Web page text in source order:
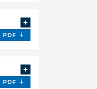
PDF
PDF